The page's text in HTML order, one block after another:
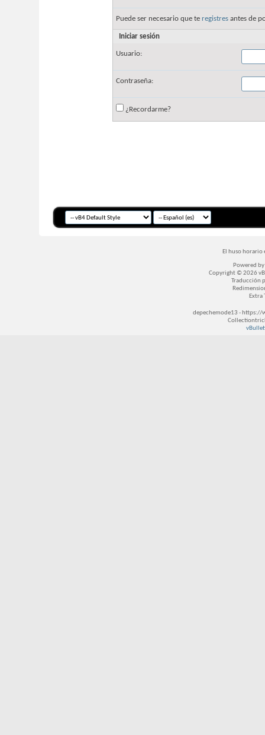
Puede ser necesario que te registres antes de
Iniciar sesión
Usuario:
Contraseña:
¿Recordarme?
El huso horario
Powered by
Copyright © 2026
Traducción
Extra
depechemode13 -